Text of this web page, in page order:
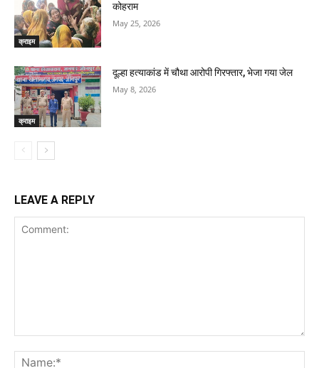
क्राइम
कोहराम
May 25, 2026
क्राइम
दूल्हा हत्याकांड में चौथा आरोपी गिरफ्तार, भेजा गया जेल
May 8, 2026
LEAVE A REPLY